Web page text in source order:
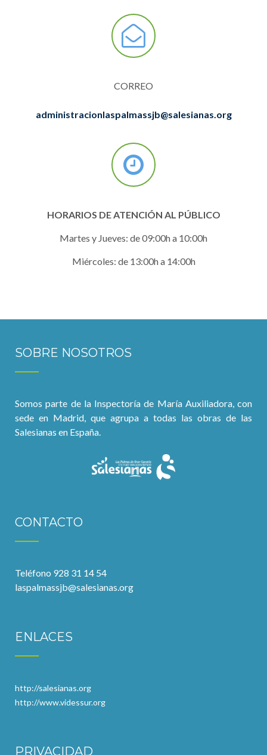
CORREO
administracionlaspalmassjb@salesianas.org
HORARIOS DE ATENCIÓN AL PÚBLICO
Martes y Jueves: de 09:00h a 10:00h
Miércoles: de 13:00h a 14:00h
SOBRE NOSOTROS
Somos parte de la Inspectoría de María Auxiliadora, con
sede en Madrid, que agrupa a todas las obras de las
Salesianas en España.
CONTACTO
Teléfono 928 31 14 54
laspalmassjb@salesianas.org
ENLACES
http://salesianas.org
http://www.videssur.org
PRIVACIDAD